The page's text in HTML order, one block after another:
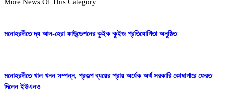
More News Of This Category
মনোহরদীতে দ্য আল-হেরা ফাউন্ডেশনের কুইক কুইজ প্রতিযোগিতা অনুষ্ঠিত
মনোহরদীতে খাল খনন সম্পন্ন, প্রকল্প ব্যয়ের প্রায় অর্ধেক অর্থ সরকারি কোষাগারে ফেরত
দিলেন ইউএনও